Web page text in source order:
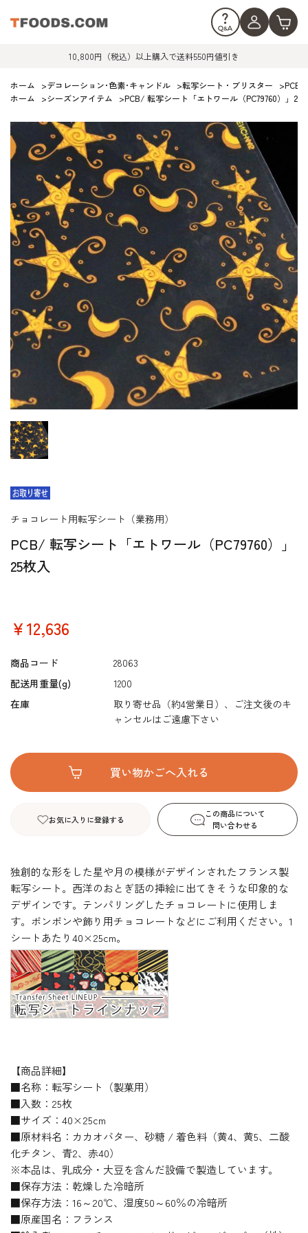
10,800円（税込）以上購入で送料550円値引き
ホーム >デコレーション･色素･キャンドル >転写シート・ブリスター >PCB/
ホーム
>シーズンアイテム >PCB/ 転写シート「エトワール（PC79760）」25
PCB/ 転写シート「エトワール（PC79760）」
25枚入
チョコレート用転写シート（業務用）
￥12,636
商品コード
28063
配送用重量(g)
1200
在庫
取り寄せ品（約4営業日）、ご注文後のキ
ャンセルはご遠慮下さい
お気に入りに登録する
この商品について
問い合わせる
独創的な形をした星や月の模様がデザインされたフランス製
転写シート。西洋のおとぎ話の挿絵に出てきそうな印象的な
デザインです。テンパリングしたチョコレートに使用しま
す。ボンボンや飾り用チョコレートなどにご利用ください。1
シートあたり40×25cm。
【商品詳細】
■名称：転写シート（製菓用）
■入数：25枚
■サイズ：40×25cm
■原材料名：カカオバター、砂糖 / 着色料（黄4、黄5、二酸
化チタン、青2、赤40）
※本品は、乳成分・大豆を含んだ設備で製造しています。
■保存方法：乾燥した冷暗所
■保存方法：16～20℃、湿度50～60％の冷暗所
■原産国名：フランス